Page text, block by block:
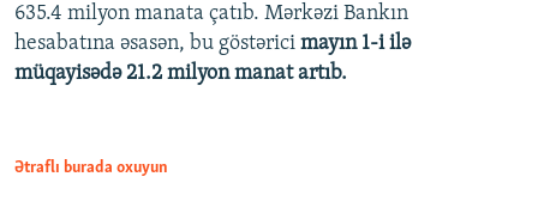
720p
635.4 milyon manata çatıb. Mərkəzi Bankın
hesabatına əsasən, bu göstərici mayın 1-i ilə
müqayisədə 21.2 milyon manat artıb.
Ətraflı burada oxuyun